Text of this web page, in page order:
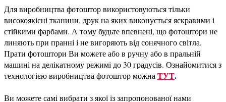
Для виробництва фотоштор використовуються тільки
високоякісні тканини, друк на яких виконується яскравими і
стійкими фарбами. А тому будьте впевнені, що фотоштори не
линяють при пранні і не вигоряють від сонячного світла.
Прати фотоштори Ви можете або в ручну або в пральній
машині на делікатному режимі до 30 градусів. Ознайомитися з
технологією виробництва фотоштор можна ТУТ.
Ви можете самі вибрати з якої із запропонованої нами